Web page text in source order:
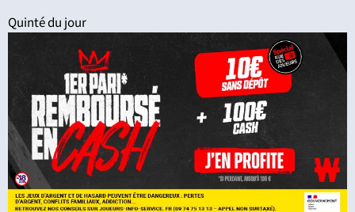
Quinté du jour